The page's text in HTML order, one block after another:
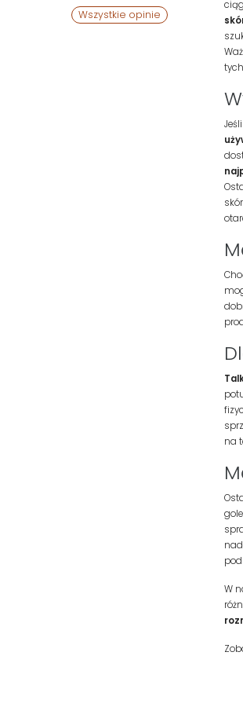
Wszystkie opinie
na
W